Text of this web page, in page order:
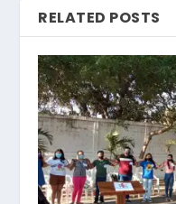
RELATED POSTS